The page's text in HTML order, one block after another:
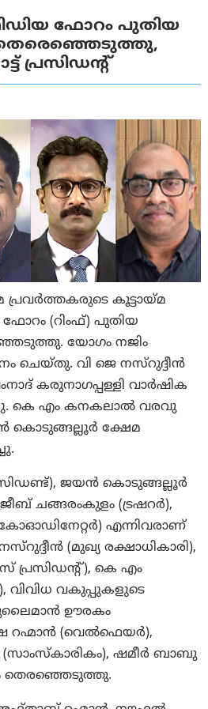
ഫോറം പുതിയ
തെരെഞ്ഞെടുത്തു,
പ്രസിഡന്റ്‌
പ്രവര്‍ത്തകരുടെ കൂട്ടായ്മ
ഫോറം (റിംഫ്) പുതിയ
യോഗം നജിം
ചെയ്തു. വി ജെ നസ്‌റുദ്ദീന്‍
കരുനാഗപ്പള്ളി വാര്‍ഷിക
കെ എം കനകലാല്‍ വരവു
കൊടുങ്ങല്ലൂര്‍ ക്ഷേമ
ജയന്‍ കൊടുങ്ങല്ലൂര്‍
ചങ്ങരംകുളം (ട്രഷറര്‍),
എന്നിവരാണ്
(മുഖ്യ രക്ഷാധികാരി),
പ്രസിഡന്റ്), കെ എം
വിവിധ വകുപ്പുകളുടെ
ഊരകം
റഹ്മാന്‍ (വെല്‍ഫെയര്‍),
(സാംസ്‌കാരികം), ഷമീര്‍ ബാബു
തെരഞ്ഞെടുത്തു.